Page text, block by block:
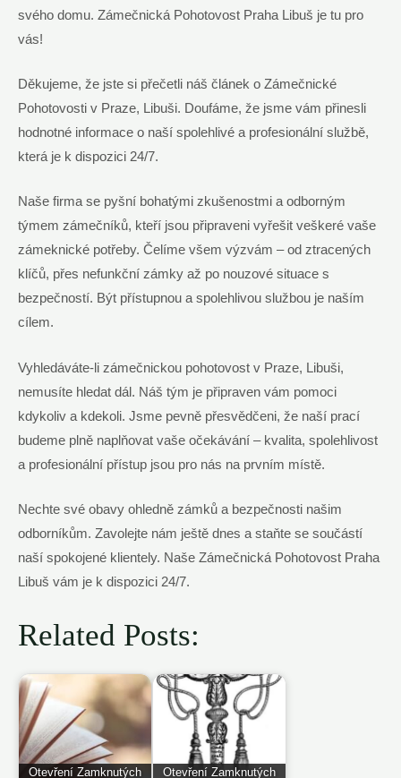
svého domu. Zámečnická‍ Pohotovost ⁣Praha Libuš je tu pro
vás!
Děkujeme, že jste si přečetli ⁣náš článek‍ o ‌Zámečnické
Pohotovosti v Praze, Libuši. Doufáme, že jsme vám přinesli
hodnotné informace o⁤ naší spolehlivé a profesionální službě,
která je k dispozici 24/7.
Naše firma ⁣se pyšní‌ bohatými ⁤zkušenostmi ​a odborným
týmem ⁤zámečníků, kteří jsou připraveni vyřešit veškeré vaše
zámeknické⁤ potřeby. Čelíme všem⁢ výzvám – od ztracených
klíčů, přes nefunkční zámky až po nouzové situace⁣ s
bezpečností. Být‌ přístupnou⁢ a ​spolehlivou službou je naším
cílem.
Vyhledáváte-li zámečnickou pohotovost v Praze,‍ Libuši,
nemusíte hledat dál. Náš tým je připraven vám pomoci
kdykoliv a ‌kdekoli. ⁣Jsme pevně přesvědčeni, že naší⁢ prací
budeme plně⁤ naplňovat vaše očekávání –⁤ kvalita, spolehlivost
a ⁣profesionální přístup jsou pro ⁣nás ‌na prvním místě.
Nechte ​své ⁤obavy ⁤ohledně zámků​ a bezpečnosti našim
odborníkům. Zavolejte ⁢nám ještě‌ dnes a‌ staňte se součástí
naší​ spokojené‍ klientely.‍ Naše Zámečnická Pohotovost Praha
Libuš⁣ vám​ je k dispozici⁢ 24/7. ⁢
Related Posts:
Otevření Zamknutých Otevření Zamknutých